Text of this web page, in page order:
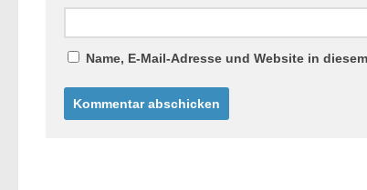
Name, E-Mail-Adresse und Website in